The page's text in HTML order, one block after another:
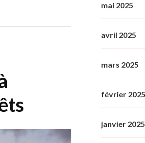
mai 2025
avril 2025
mars 2025
février 2025
janvier 2025